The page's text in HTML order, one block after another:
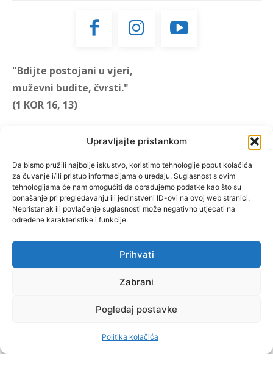
Upravljajte pristankom
Da bismo pružili najbolje iskustvo, koristimo tehnologije poput kolačića
za čuvanje i/ili pristup informacijama o uređaju. Suglasnost s ovim
tehnologijama će nam omogućiti da obrađujemo podatke kao što su
ponašanje pri pregledavanju ili jedinstveni ID-ovi na ovoj web stranici.
Nepristanak ili povlačenje suglasnosti može negativno utjecati na
određene karakteristike i funkcije.
Prihvati
Zabrani
Pogledaj postavke
Politika kolačića
"Bdijte postojani u vjeri,
muževni budite, čvrsti."
(1 KOR 16, 13)
"Muževni budite" prvi je
hrvatski portal za katoličke
muškarce koji pokušava
reafirmirati u današnje
vrijeme itekako narušen
biblijski koncept muževnosti,
koji pokušavamo osvijetliti iz
rubrika i poticajnih inicijativa.
by Dominis za Muževni budite